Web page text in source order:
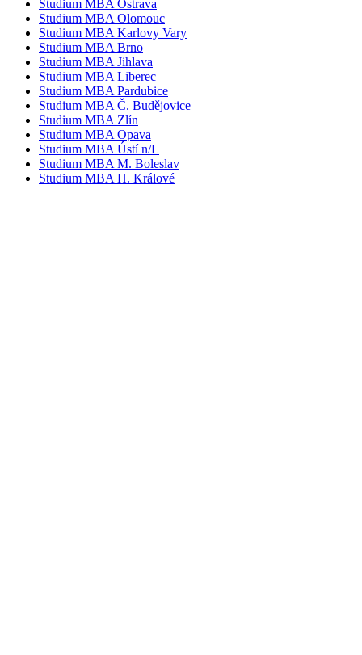
Studium MBA Ostrava
Studium MBA Olomouc
Studium MBA Karlovy Vary
Studium MBA Brno
Studium MBA Jihlava
Studium MBA Liberec
Studium MBA Pardubice
Studium MBA Č. Budějovice
Studium MBA Zlín
Studium MBA Opava
Studium MBA Ústí n/L
Studium MBA M. Boleslav
Studium MBA H. Králové